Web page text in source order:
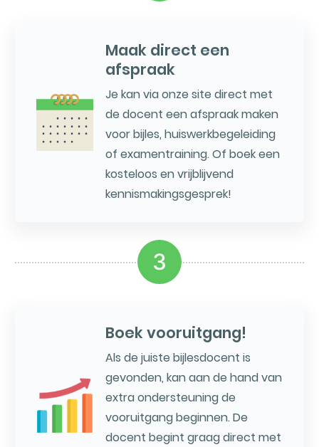
Maak direct een
afspraak
Je kan via onze site direct met
de docent een afspraak maken
voor bijles, huiswerkbegeleiding
of examentraining. Of boek een
kosteloos en vrijblijvend
kennismakingsgesprek!
3
Boek vooruitgang!
Als de juiste bijlesdocent is
gevonden, kan aan de hand van
extra ondersteuning de
vooruitgang beginnen. De
docent begint graag direct met